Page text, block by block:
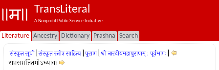
TransLiteral
A Nonprofit Public Service Initiative.
Literature Ancestry Dictionary Prashna Search
संस्कृत सूची संस्कृत स्तोत्र साहित्य पुराण श्री नारदीयमहापुराणम् : पूर्वभागः
सप्तसप्ततितमोऽध्यायः